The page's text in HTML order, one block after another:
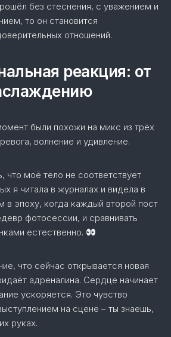
без стеснения, с уважением и
то он становится
отношений.
реакция: от
были похожи на микс из трёх
волнение и удивление.
что моё тело не соответствует
я читала в журналах и видела в
в эпоху, когда каждый второй пост
фотосессии, и сравнивать
естественно.
что сейчас открывается новая
адреналина. Сердце начинает
ускоряется. Это чувство
на сцене – ты знаешь,
руках.